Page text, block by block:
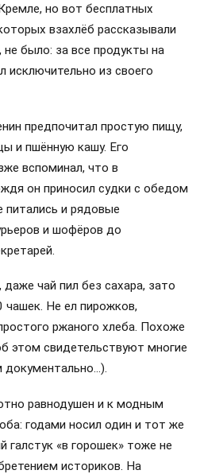
но вот бесплатных
взахлёб рассказывали
было: за все продукты на
исключительно из своего
предпочитал простую пищу,
и пшённую кашу. Его
вспоминал, что в
он приносил судки с обедом
питались и рядовые
и шофёров до
чай пил без сахара, зато
Не ел пирожков,
ржаного хлеба. Похоже
этом свидетельствуют многие
документально…).
равнодушен и к модным
годами носил один и тот же
«в горошек» тоже не
историков. На